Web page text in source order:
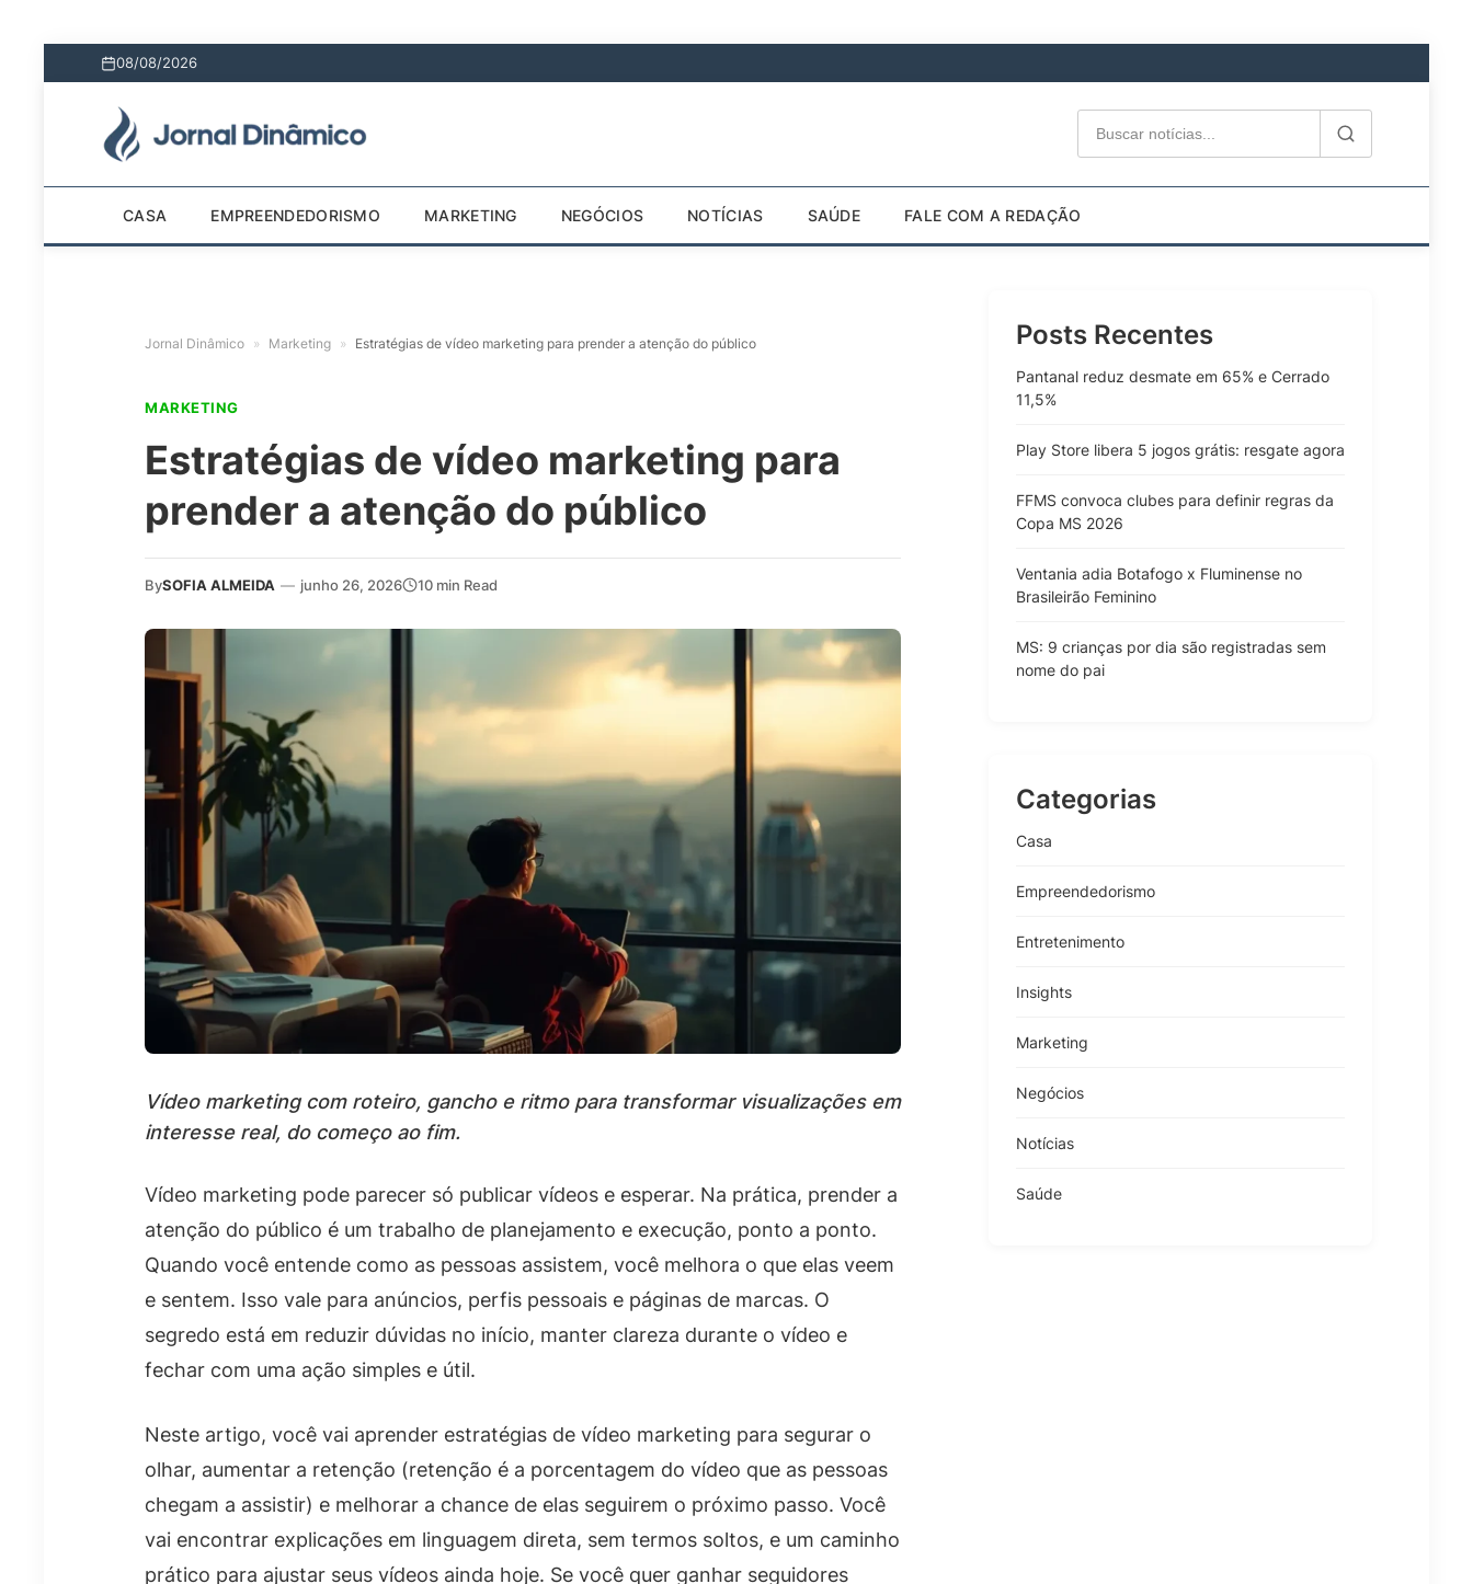
08/08/2026
CASA EMPREENDEDORISMO MARKETING NEGÓCIOS NOTÍCIAS SAÚDE FALE COM A REDAÇÃO
Jornal Dinâmico » Marketing » Estratégias de vídeo marketing para prender a atenção do público
MARKETING
Estratégias de vídeo marketing para
prender a atenção do público
BySOFIA ALMEIDA — junho 26, 2026 10 min Read
Vídeo marketing com roteiro, gancho e ritmo para transformar visualizações em
interesse real, do começo ao fim.
Vídeo marketing pode parecer só publicar vídeos e esperar. Na prática, prender a
atenção do público é um trabalho de planejamento e execução, ponto a ponto.
Quando você entende como as pessoas assistem, você melhora o que elas veem
e sentem. Isso vale para anúncios, perfis pessoais e páginas de marcas. O
segredo está em reduzir dúvidas no início, manter clareza durante o vídeo e
fechar com uma ação simples e útil.
Neste artigo, você vai aprender estratégias de vídeo marketing para segurar o
olhar, aumentar a retenção (retenção é a porcentagem do vídeo que as pessoas
chegam a assistir) e melhorar a chance de elas seguirem o próximo passo. Você
vai encontrar explicações em linguagem direta, sem termos soltos, e um caminho
prático para ajustar seus vídeos ainda hoje. Se você quer ganhar seguidores
Posts Recentes
Pantanal reduz desmate em 65% e Cerrado
11,5%
Play Store libera 5 jogos grátis: resgate agora
FFMS convoca clubes para definir regras da
Copa MS 2026
Ventania adia Botafogo x Fluminense no
Brasileirão Feminino
MS: 9 crianças por dia são registradas sem
nome do pai
Categorias
Casa
Empreendedorismo
Entretenimento
Insights
Marketing
Negócios
Notícias
Saúde